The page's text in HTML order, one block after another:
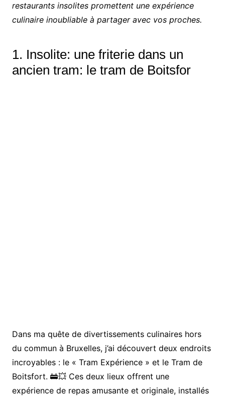
restaurants insolites promettent une expérience
culinaire inoubliable à partager avec vos proches.
1. Insolite: une friterie dans un
ancien tram: le tram de Boitsfor
Dans ma quête de divertissements culinaires hors
du commun à Bruxelles, j’ai découvert deux endroits
incroyables : le « Tram Expérience » et le Tram de
Boitsfort. 🚋💥 Ces deux lieux offrent une
expérience de repas amusante et originale, installés